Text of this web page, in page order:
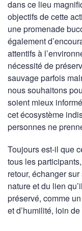
dans ce lieu
objectifs de cette
une promenade
également
attentifs à
nécessité de
sauvage parfois
nous souhaitons
soient mieux
cet écosystème
personnes ne
Toujours est-il que
tous les
retour, échanger
nature et du lien
préservé, comme
et d’humilité, loin